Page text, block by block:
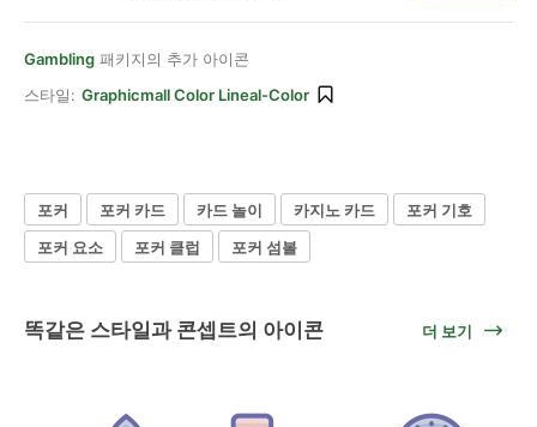
Gambling 패키지의 추가 아이콘
스타일: Graphicmall Color Lineal-Color
포커 포커 카드 카드 놀이 카지노 카드
포커 기호
포커 요소
포커 클럽 포커 섬볼
똑같은 스타일과 콘셉트의 아이콘 더 보기